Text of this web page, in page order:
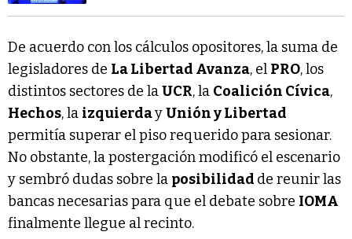
De acuerdo con los cálculos opositores, la suma de
legisladores de La Libertad Avanza, el PRO, los
distintos sectores de laUCR, la Coalición Cívica,
Hechos, la izquierdayUnión y Libertad
permitía superar el piso requerido para sesionar.
No obstante, la postergación modificó el escenario
y sembró dudas sobre la posibilidad de reunir las
bancas necesarias para que el debate sobre IOMA
finalmente llegue al recinto.